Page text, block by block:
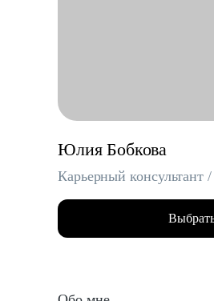
Юлия Бобкова
Карьерный консультант